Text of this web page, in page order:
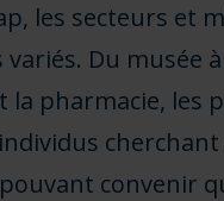
les secteurs et
Du musée à
la pharmacie, les
convenir